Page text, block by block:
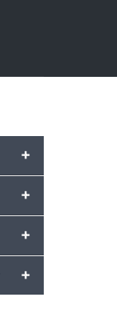
+
+
+
+